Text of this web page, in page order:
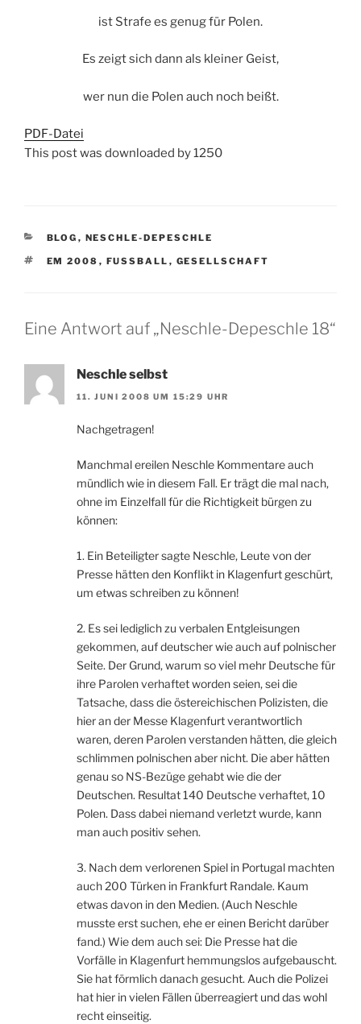
ist Strafe es genug für Polen.
Es zeigt sich dann als kleiner Geist,
wer nun die Polen auch noch beißt.
PDF-Datei
This post was downloaded by 1250
KATEGORIEN
BLOG , NESCHLE-DEPESCHLE
SCHLAGWÖRTER
EM 2008 , FUSSBALL , GESELLSCHAFT
Eine Antwort auf „Neschle-Depeschle 18“
Neschle selbst
11. JUNI 2008 UM 15:29 UHR
Nachgetragen!
Manchmal ereilen Neschle Kommentare auch
mündlich wie in diesem Fall. Er trägt die mal nach,
ohne im Einzelfall für die Richtigkeit bürgen zu
können:
1. Ein Beteiligter sagte Neschle, Leute von der
Presse hätten den Konflikt in Klagenfurt geschürt,
um etwas schreiben zu können!
2. Es sei lediglich zu verbalen Entgleisungen
gekommen, auf deutscher wie auch auf polnischer
Seite. Der Grund, warum so viel mehr Deutsche für
ihre Parolen verhaftet worden seien, sei die
Tatsache, dass die östereichischen Polizisten, die
hier an der Messe Klagenfurt verantwortlich
waren, deren Parolen verstanden hätten, die gleich
schlimmen polnischen aber nicht. Die aber hätten
genau so NS-Bezüge gehabt wie die der
Deutschen. Resultat 140 Deutsche verhaftet, 10
Polen. Dass dabei niemand verletzt wurde, kann
man auch positiv sehen.
3. Nach dem verlorenen Spiel in Portugal machten
auch 200 Türken in Frankfurt Randale. Kaum
etwas davon in den Medien. (Auch Neschle
musste erst suchen, ehe er einen Bericht darüber
fand.) Wie dem auch sei: Die Presse hat die
Vorfälle in Klagenfurt hemmungslos aufgebauscht.
Sie hat förmlich danach gesucht. Auch die Polizei
hat hier in vielen Fällen überreagiert und das wohl
recht einseitig.